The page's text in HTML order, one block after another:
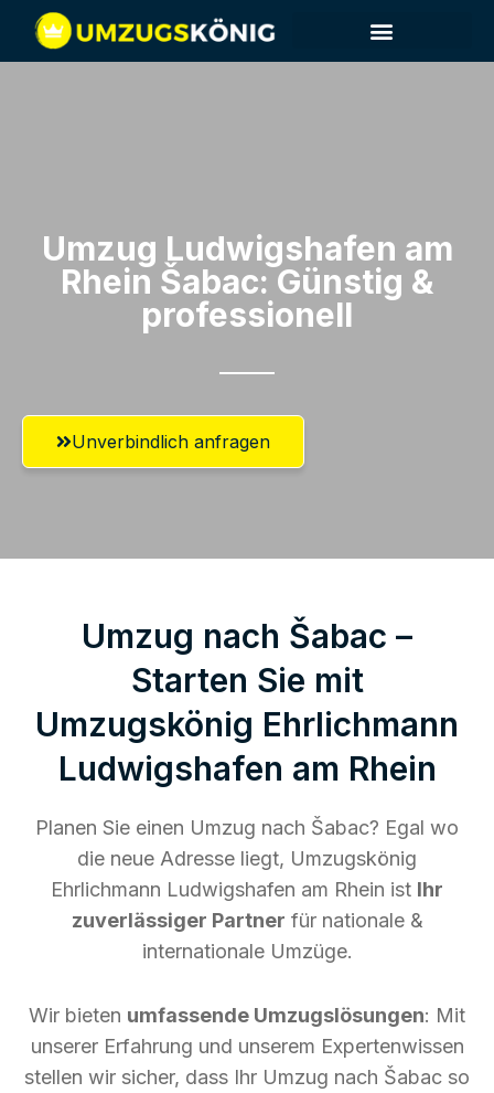
Umzug Ludwigshafen am
Rhein​ Šabac: Günstig &
professionell​
Unverbindlich anfragen
Umzug nach Šabac –
Starten Sie mit
Umzugskönig Ehrlichmann
Ludwigshafen am Rhein
Planen Sie einen Umzug nach Šabac? Egal wo
die neue Adresse liegt, Umzugskönig
Ehrlichmann Ludwigshafen am Rhein ist Ihr
zuverlässiger Partner für nationale &
internationale Umzüge.
Wir bieten umfassende Umzugslösungen: Mit
unserer Erfahrung und unserem Expertenwissen
stellen wir sicher, dass Ihr Umzug nach Šabac so